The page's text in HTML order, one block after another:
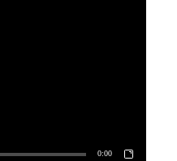
0:00